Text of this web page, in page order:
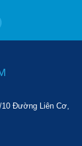
kim loại nhôm
này sẽ tích điện
khí.
10 Đường Liên Cơ,